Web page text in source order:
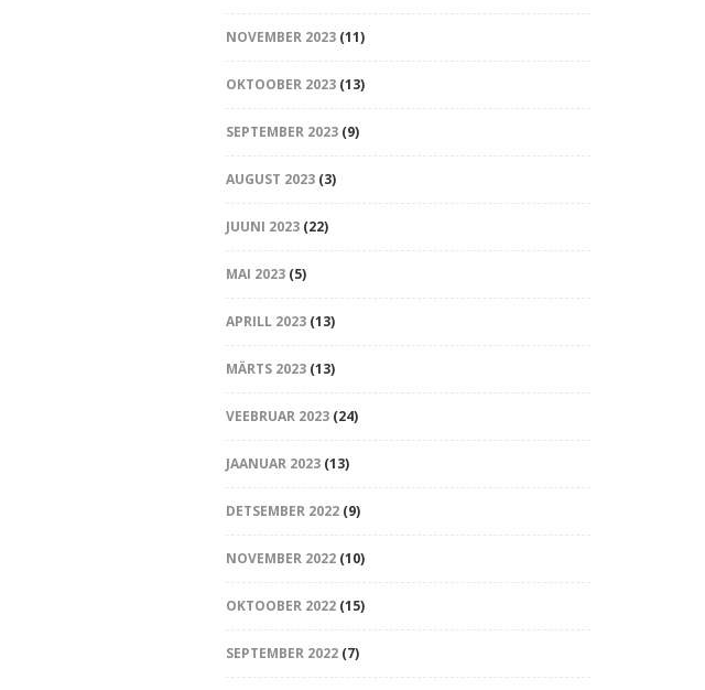
NOVEMBER 2023(11)
OKTOOBER 2023(13)
SEPTEMBER 2023(9)
AUGUST 2023(3)
JUUNI 2023(22)
MAI 2023(5)
APRILL 2023(13)
MÄRTS 2023(13)
VEEBRUAR 2023(24)
JAANUAR 2023(13)
DETSEMBER 2022(9)
NOVEMBER 2022(10)
OKTOOBER 2022(15)
SEPTEMBER 2022(7)